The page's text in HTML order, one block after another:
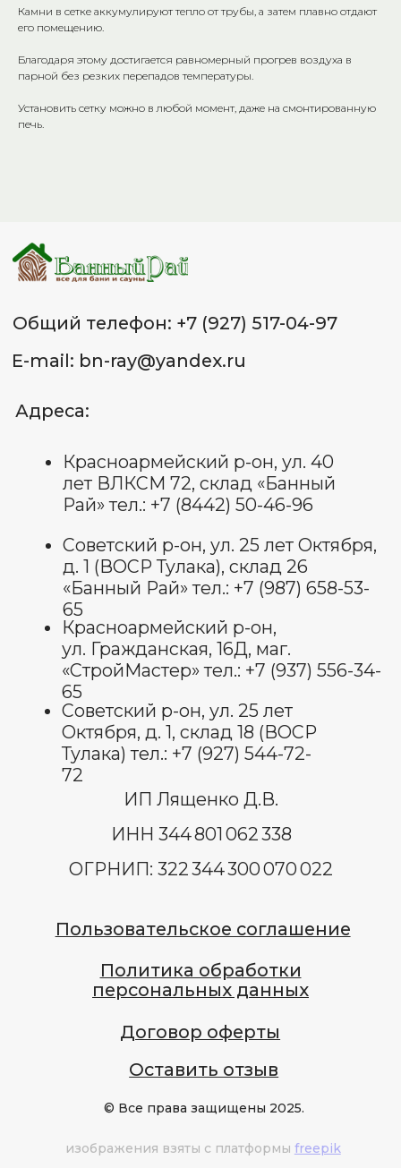
Камни в сетке аккумулируют тепло от трубы, а затем плавно отдают
его помещению.
Благодаря этому достигается равномерный прогрев воздуха в
парной без резких перепадов температуры.
Установить сетку можно в любой момент, даже на смонтированную
печь.
ИП Лященко Д.В.
ИНН 344 801 062 338
лет ВЛКСМ 72, склад «Банный
Адреса:
«СтройМастер» тел.: +7 (937) 556-34-
65
Советский р-он, ул. 25 лет
Октября, д. 1, склад 18 (ВОСР
Пользовательское соглашение
Политика обработки
персональных данных
Договор оферты
© Все права защищены 2025.
изображения взяты с платформы freepik
E-mail: bn-ray@yandex.ru